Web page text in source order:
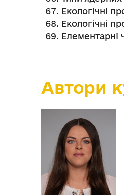
Екологічні
Екологічні
Елементарні
Автори